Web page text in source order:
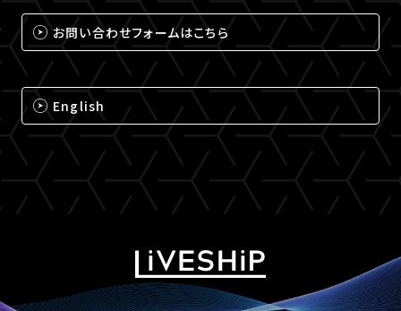
ください。
@liveship.tokyo
@id.amob.jp
問い合わせください。
【LIVESHIPお問い合わせ窓口】
https://liveship.tokyo/mob/form/inquAdd.php?site=LS
グッズ配送・お届け済み商品に関して
【A!SMART お問い合わせ窓口】
https://www.asmart.jp/support
お問い合わせフォームはこちら
English